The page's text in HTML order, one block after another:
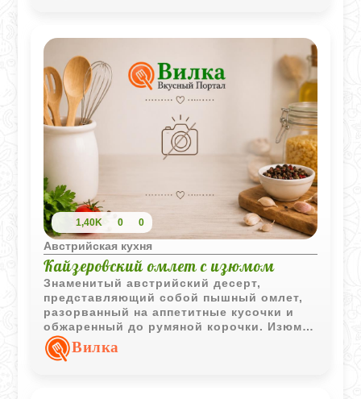
1,40K 0 0
Австрийская кухня
Кайзеровский омлет с изюмом
Знаменитый австрийский десерт,
представляющий собой пышный омлет,
разорванный на аппетитные кусочки и
обжаренный до румяной корочки. Изюм и
корица придают ему особый домашний
аромат.Вилка